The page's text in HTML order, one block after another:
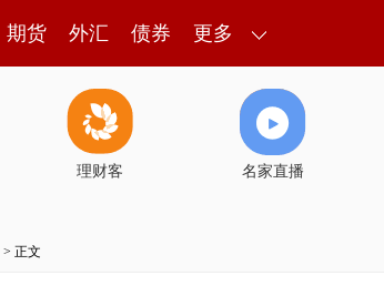
期货 外汇 债券 更多
理财客 名家直播
> 正文